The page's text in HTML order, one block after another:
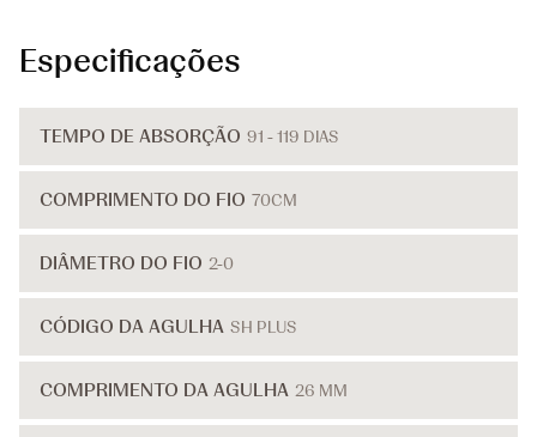
Especificações
TEMPO DE ABSORÇÃO 91 - 119 DIAS
COMPRIMENTO DO FIO 70CM
DIÂMETRO DO FIO 2-0
CÓDIGO DA AGULHA SH PLUS
COMPRIMENTO DA AGULHA 26 MM